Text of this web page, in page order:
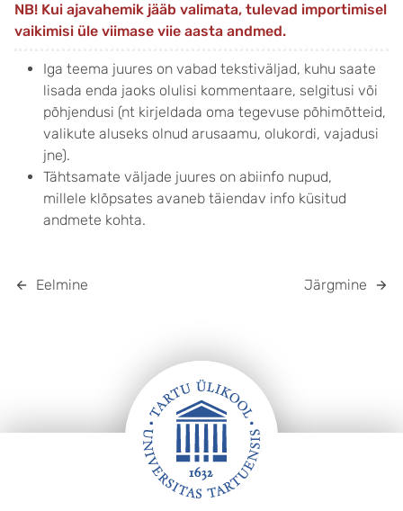
NB! Kui ajavahemik jääb valimata, tulevad importimisel
vaikimisi üle viimase viie aasta andmed.
Iga teema juures on vabad tekstiväljad, kuhu saate
lisada enda jaoks olulisi kommentaare, selgitusi või
põhjendusi (nt kirjeldada oma tegevuse põhimõtteid,
valikute aluseks olnud arusaamu, olukordi, vajadusi
jne).
Tähtsamate väljade juures on abiinfo nupud,
millele klõpsates avaneb täiendav info küsitud
andmete kohta.
Eelmine Järgmine